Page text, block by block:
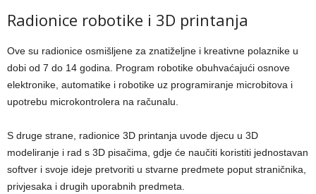
Radionice robotike i 3D printanja
Ove su radionice osmišljene za znatiželjne i kreativne polaznike u
dobi od 7 do 14 godina. Program robotike obuhvaćajući osnove
elektronike, automatike i robotike uz programiranje microbitova i
upotrebu microkontrolera na računalu.
S druge strane, radionice 3D printanja uvode djecu u 3D
modeliranje i rad s 3D pisačima, gdje će naučiti koristiti jednostavan
softver i svoje ideje pretvoriti u stvarne predmete poput straničnika,
privjesaka i drugih uporabnih predmeta.